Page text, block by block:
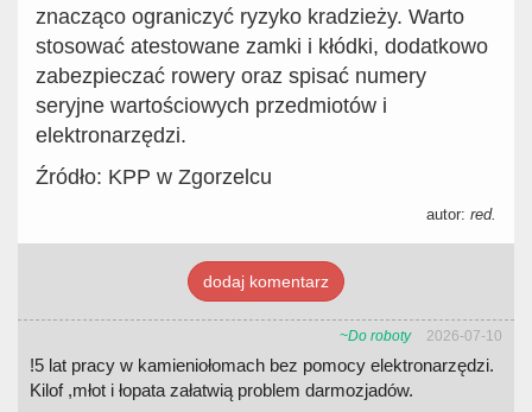
znacząco ograniczyć ryzyko kradzieży. Warto
stosować atestowane zamki i kłódki, dodatkowo
zabezpieczać rowery oraz spisać numery
seryjne wartościowych przedmiotów i
elektronarzędzi.
Źródło: KPP w Zgorzelcu
autor: red.
dodaj komentarz
~Do roboty 2026-07-10
!5 lat pracy w kamieniołomach bez pomocy elektronarzędzi.
Kilof ,młot i łopata załatwią problem darmozjadów.